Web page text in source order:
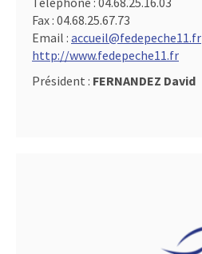
Fax : 04.68.25.67.73
Email : accueil@fedepeche11.fr
http://www.fedepeche11.fr
Président : FERNANDEZ David